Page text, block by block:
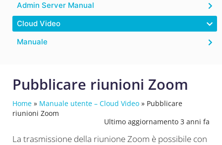
Admin Server Manual
Cloud Video
Manuale
Pubblicare riunioni Zoom
Home » Manuale utente – Cloud Video » Pubblicare
riunioni Zoom
Ultimo aggiornamento 3 anni fa
La trasmissione della riunione Zoom è possibile con